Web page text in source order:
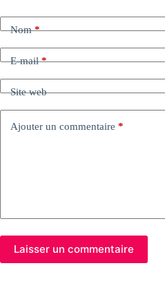
Nom*
E-mail*
Site web
Ajouter un commentaire *
Laisser un commentaire